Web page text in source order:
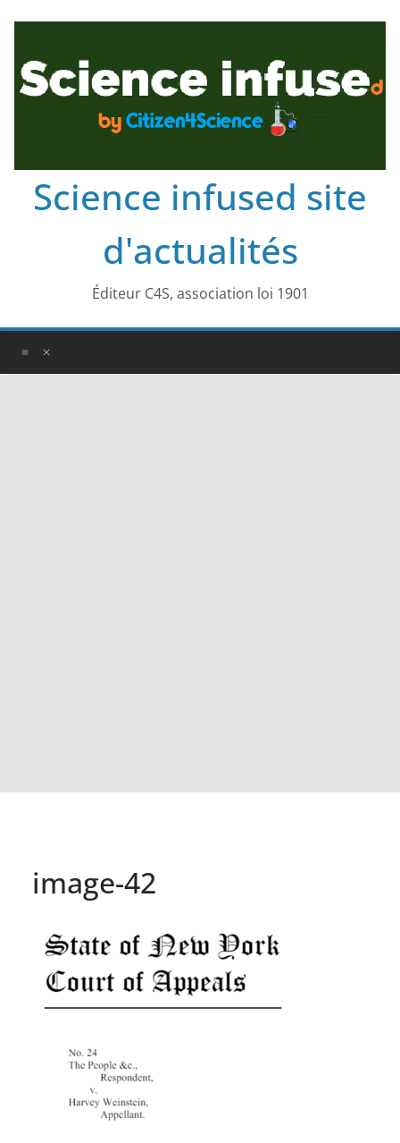
Science infused site
d'actualités
Éditeur C4S, association loi 1901
image-42